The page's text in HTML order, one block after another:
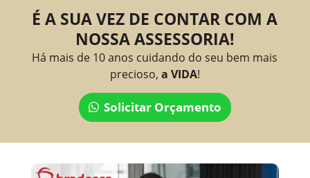
É A SUA VEZ DE CONTAR COM A
NOSSA ASSESSORIA!
Há mais de 10 anos cuidando do seu bem mais
precioso, a VIDA!
Solicitar Orçamento